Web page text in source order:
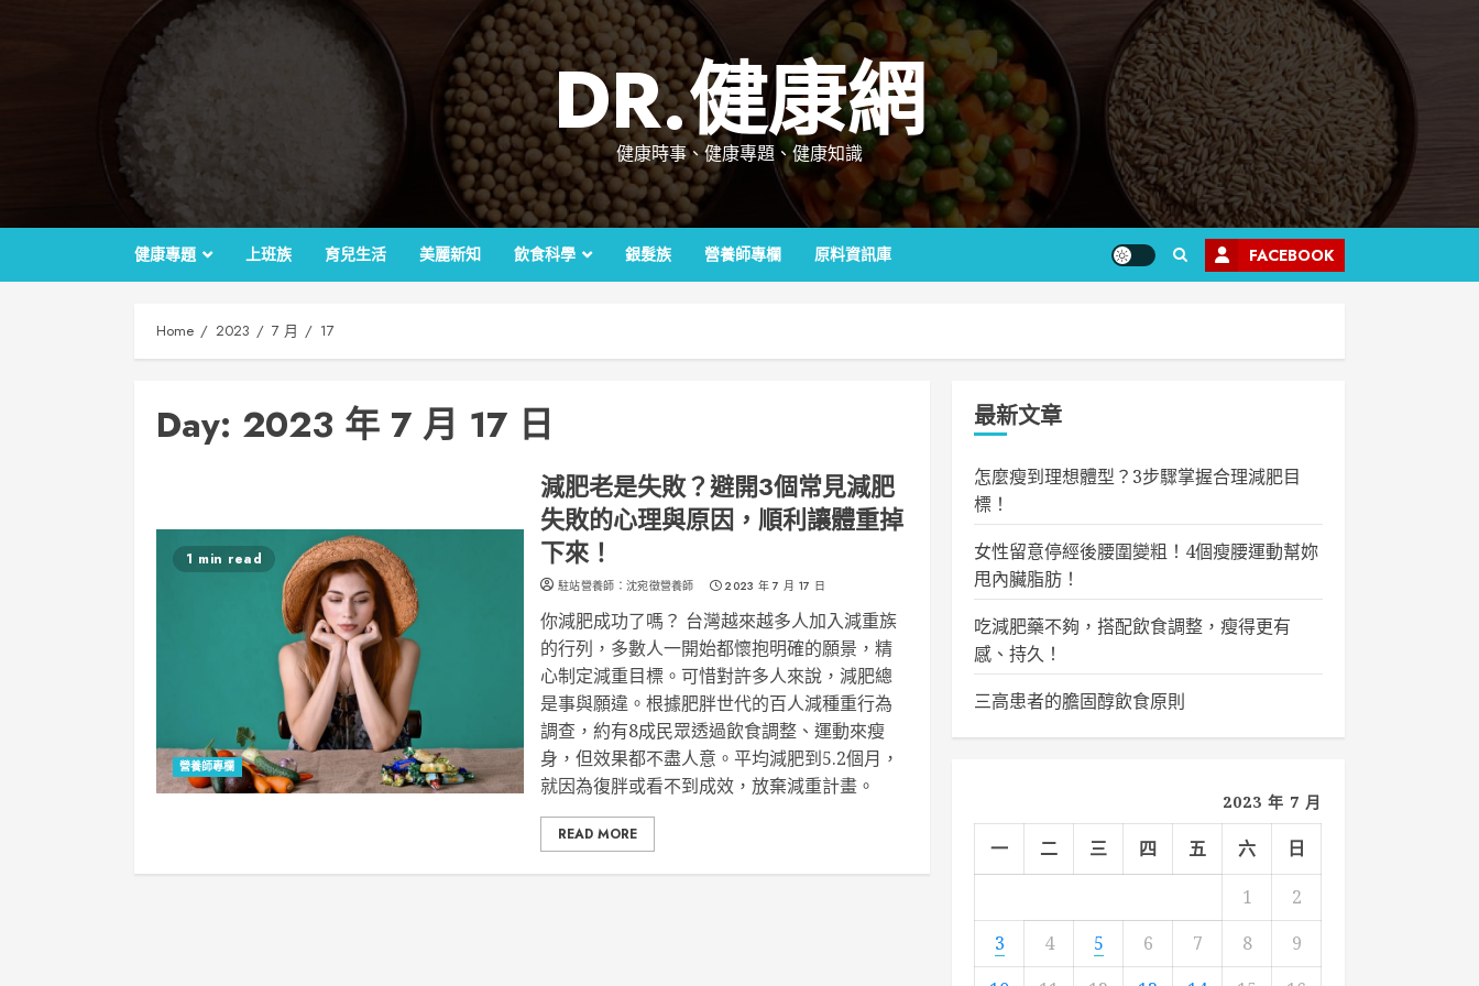
DR.健康網
健康時事、健康專題、健康知識
健康專題 上班族 育兒生活 美麗新知 飲食科學 銀髮族 營養師專欄 原料資訊庫 FACEBOOK
Home 2023 7 月 17
Day: 2023 年 7 月 17 日
1 min read
營養師專欄
減肥老是失敗？避開3個常見減肥
失敗的心理與原因，順利讓體重掉
下來！
駐站營養師：沈宛徵營養師 2023 年 7 月 17 日
你減肥成功了嗎？ 台灣越來越多人加入減重族
的行列，多數人一開始都懷抱明確的願景，精
心制定減重目標。可惜對許多人來說，減肥總
是事與願違。根據肥胖世代的百人減種重行為
調查，約有8成民眾透過飲食調整、運動來瘦
身，但效果都不盡人意。平均減肥到5.2個月，
就因為復胖或看不到成效，放棄減重計畫。
READ MORE
最新文章
怎麼瘦到理想體型？3步驟掌握合理減肥目
標！
女性留意停經後腰圍變粗！4個瘦腰運動幫妳
甩內臟脂肪！
吃減肥藥不夠，搭配飲食調整，瘦得更有
感、持久！
三高患者的膽固醇飲食原則
2023 年 7 月
一 二 三 四 五 六
日
1
2
3
4 5 6 7 8
9